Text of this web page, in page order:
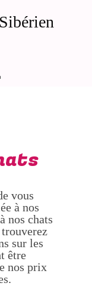
Toulouse
vous
à nos
nos chats
sur les
être
nos prix